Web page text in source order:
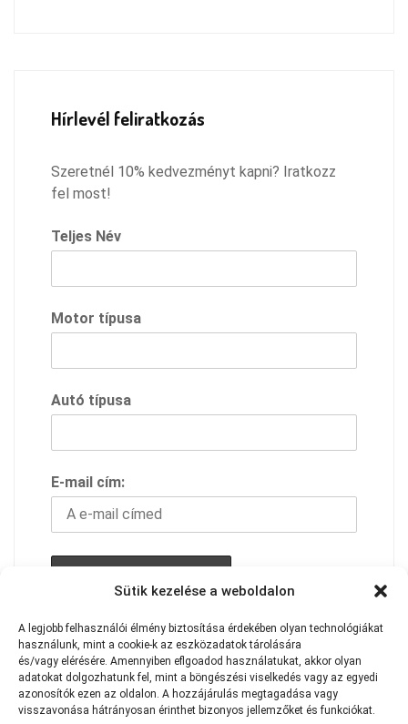
Sütik kezelése a weboldalon
A legjobb felhasználói élmény biztosítása érdekében olyan technológiákat
használunk, mint a cookie-k az eszközadatok tárolására
és/vagy elérésére. Amennyiben eflgoadod használatukat, akkor olyan
adatokat dolgozhatunk fel, mint a böngészési viselkedés vagy az egyedi
azonosítók ezen az oldalon. A hozzájárulás megtagadása vagy
visszavonása hátrányosan érinthet bizonyos jellemzőket ésfunkciókat.
Hírlevél feliratkozás
Szeretnél 10% kedvezményt kapni? Iratkozz
fel most!
Teljes Név
Motor típusa
Autó típusa
E-mail cím:
A feliratkozással elfogadod adavédelmi
szabályzatunkat